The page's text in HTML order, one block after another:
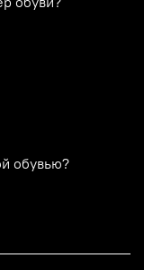
обувью?